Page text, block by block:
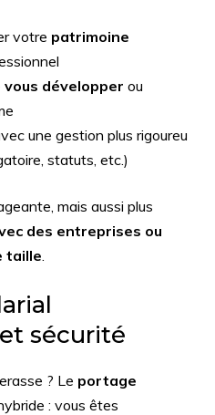
votre patrimoine
vous développer ou
une gestion plus rigoureu
statuts, etc.)
mais aussi plus
des entreprises ou
taille
sécurité
? Le portage
: vous êtes